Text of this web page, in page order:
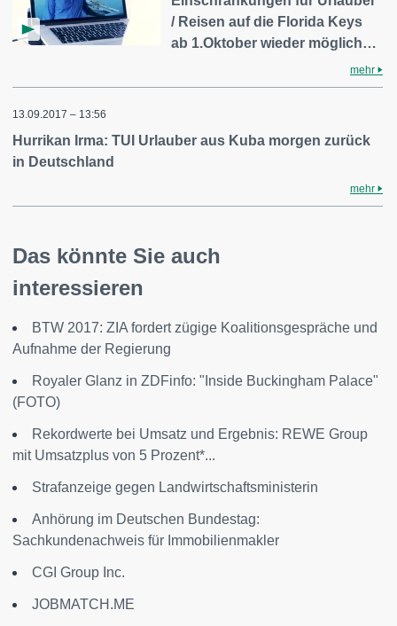
/ Reisen auf die Florida Keys
ab 1.Oktober wieder möglich…
mehr
13.09.2017 – 13:56
Hurrikan Irma: TUI Urlauber aus Kuba morgen zurück
in Deutschland
mehr
Das könnte Sie auch
interessieren
BTW 2017: ZIA fordert zügige Koalitionsgespräche und
Aufnahme der Regierung
Royaler Glanz in ZDFinfo: "Inside Buckingham Palace"
(FOTO)
Rekordwerte bei Umsatz und Ergebnis: REWE Group
mit Umsatzplus von 5 Prozent*...
Strafanzeige gegen Landwirtschaftsministerin
Anhörung im Deutschen Bundestag:
Sachkundenachweis für Immobilienmakler
CGI Group Inc.
JOBMATCH.ME